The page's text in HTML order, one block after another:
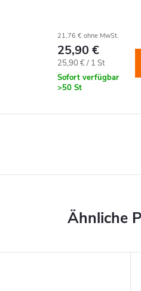
21,76 € ohne MwSt.
25,90 €
Verkaufspreis:
25,90 € / 1 St
Sofort verfügbar
>50 St